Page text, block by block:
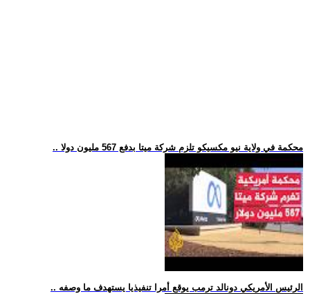
.. محكمة في ولاية نيو مكسيكو تلزم شركة ميتا بدفع 567 مليون دولا
.. الرئيس الأمريكي دونالد ترمب يوقع أمرا تنفيذيا يستهدف ما وصفه